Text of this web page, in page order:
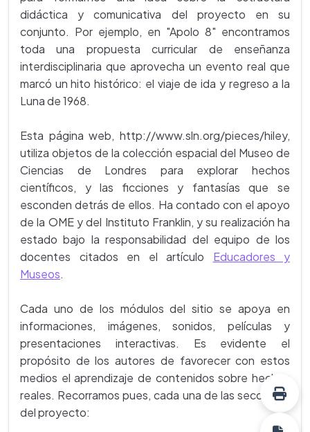
didáctica y comunicativa del proyecto en su
conjunto. Por ejemplo, en "Apolo 8" encontramos
toda una propuesta curricular de enseñanza
interdisciplinaria que aprovecha un evento real que
marcó un hito histórico: el viaje de ida y regreso a la
Luna de 1968.
Esta página web, http://www.sln.org/pieces/hiley,
utiliza objetos de la colección espacial del Museo de
Ciencias de Londres para explorar hechos
científicos, y las ficciones y fantasías que se
esconden detrás de ellos. Ha contado con el apoyo
de la OME y del Instituto Franklin, y su realización ha
estado bajo la responsabilidad del equipo de los
docentes citados en el artículo Educadores y
Museos.
Cada uno de los módulos del sitio se apoya en
informaciones, imágenes, sonidos, películas y
presentaciones interactivas. Es evidente el
propósito de los autores de favorecer con estos
medios el aprendizaje de contenidos sobre hechos
reales. Recorramos pues, cada una de las secciones
del proyecto: